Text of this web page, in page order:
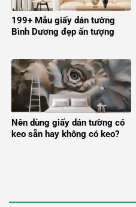
199+ Mẫu giấy dán tường
Bình Dương đẹp ấn tượng
Nên dùng giấy dán tường có
keo sẵn hay không có keo?